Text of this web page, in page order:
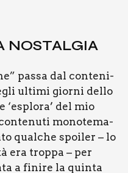
NOSTAL­GIA
pas­sa dal con­te­ni­
ulti­mi gior­ni del­lo
‘esplo­ra’ del mio
mono­te­ma­
qual­che spoi­ler – lo
era trop­pa – per
a fini­re la quin­ta